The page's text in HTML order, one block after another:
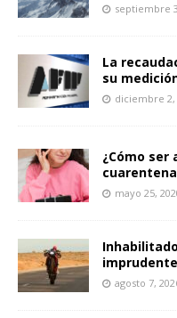
septiembre
La
su
diciembre 2,
¿Cómo ser
mayo 25,
agosto 7,